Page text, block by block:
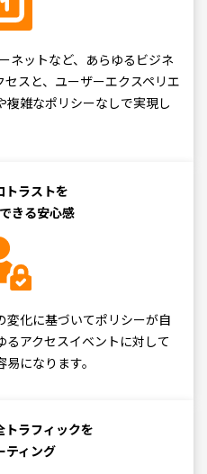
ネットなど、あらゆるビジネ
スと、ユーザーエクスペリエ
複雑なポリシーなしで実現し
トラストを
きる安心感
変化に基づいてポリシーが自
アクセスイベントに対して
になります。
トラフィックを
ティング